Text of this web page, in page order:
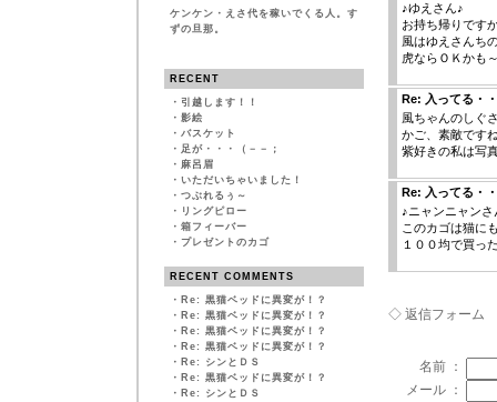
ケンケン・えさ代を稼いでくる人。す
ずの旦那。
RECENT
・ 引越します！！
・ 影絵
・ バスケット
・ 足が・・・（－－；
・ 麻呂眉
・ いただいちゃいました！
・ つぶれるぅ～
・ リングピロー
・ 箱フィーバー
・ プレゼントのカゴ
RECENT COMMENTS
・ Re: 黒猫ベッドに異変が！？
・ Re: 黒猫ベッドに異変が！？
・ Re: 黒猫ベッドに異変が！？
・ Re: 黒猫ベッドに異変が！？
・ Re: シンとＤＳ
・ Re: 黒猫ベッドに異変が！？
・ Re: シンとＤＳ
♪ゆえさん♪
お持ち帰りです
風はゆえさんち
虎ならＯＫかも
Re: 入ってる・
風ちゃんのしぐ
かご、素敵です
紫好きの私は写
Re: 入ってる・
♪ニャンニャンさ
このカゴは猫に
１００均で買っ
◇ 返信フォーム
名前 ：
メール ：